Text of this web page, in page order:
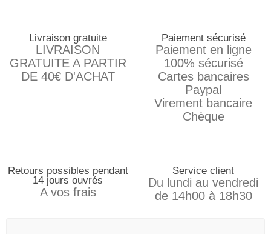
Livraison gratuite
LIVRAISON
GRATUITE A PARTIR
DE 40€ D'ACHAT
Paiement sécurisé
Paiement en ligne
100% sécurisé
Cartes bancaires
Paypal
Virement bancaire
Chèque
Retours possibles pendant
14 jours ouvrés
A vos frais
Service client
Du lundi au vendredi
de 14h00 à 18h30